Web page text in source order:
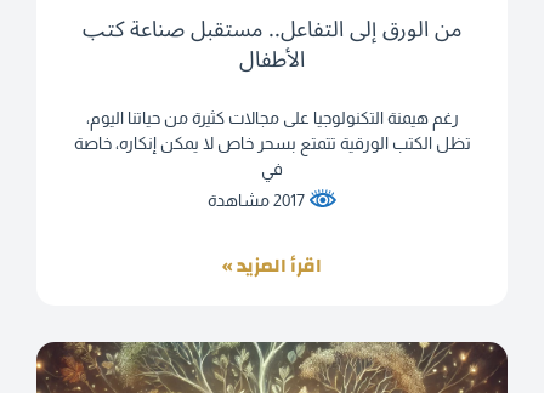
من الورق إلى التفاعل.. مستقبل صناعة كتب
الأطفال
رغم هيمنة التكنولوجيا على مجالات كثيرة من حياتنا اليوم،
تظل الكتب الورقية تتمتع بسحر خاص لا يمكن إنكاره، خاصة
في
2017 مشاهدة
اقرأ المزيد »